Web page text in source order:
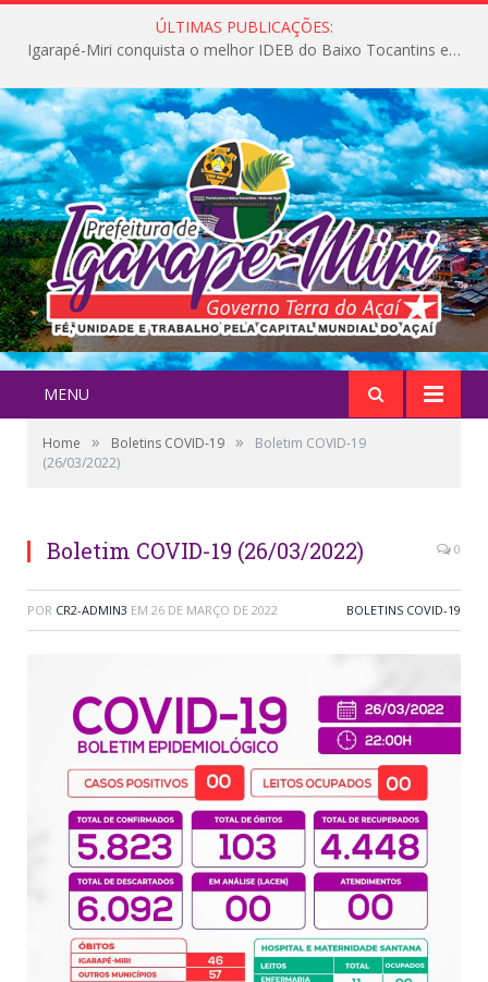
ÚLTIMAS PUBLICAÇÕES:
Igarapé-Miri conquista o melhor IDEB do Baixo Tocantins e avança na qualidade da educação pública
MENU
Home » Boletins COVID-19 »
Boletim COVID-19
(26/03/2022)
Boletim COVID-19 (26/03/2022) 0
POR CR2-ADMIN3 EM 26 DE MARÇO DE 2022 BOLETINS COVID-19